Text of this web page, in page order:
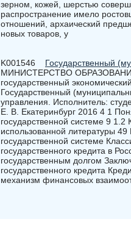
зерном, кожей, шерстью
распространение имело
отношений, архаический
новых товаров, у
K001546 Государственный
МИНИСТЕРСТВО
государственный
Государственный
управления. Исполнитель:
Е. В. Екатеринбург 2016 4 1
государственной системе 9
использованной литературы
государственной системе
государственного кредита в
государственным долгом
государственного кредита
механизм финансовых